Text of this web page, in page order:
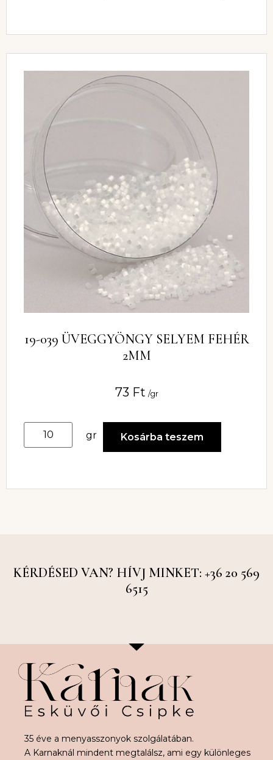
19-039 ÜVEGGYÖNGY SELYEM FEHÉR
2MM
73 Ft /gr
gr Kosárba teszem
KÉRDÉSED VAN? HÍVJ MINKET: +36 20 569
6515
35 éve a menyasszonyok szolgálatában.
A Karnaknál mindent megtalálsz, ami egy különleges